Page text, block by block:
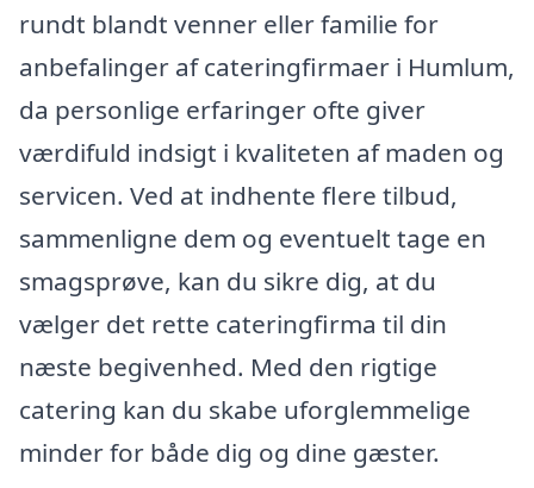
rundt blandt venner eller familie for
anbefalinger af cateringfirmaer i Humlum,
da personlige erfaringer ofte giver
værdifuld indsigt i kvaliteten af maden og
servicen. Ved at indhente flere tilbud,
sammenligne dem og eventuelt tage en
smagsprøve, kan du sikre dig, at du
vælger det rette cateringfirma til din
næste begivenhed. Med den rigtige
catering kan du skabe uforglemmelige
minder for både dig og dine gæster.